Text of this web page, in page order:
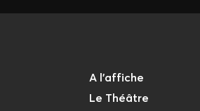
A l'affiche
Le Théâtre